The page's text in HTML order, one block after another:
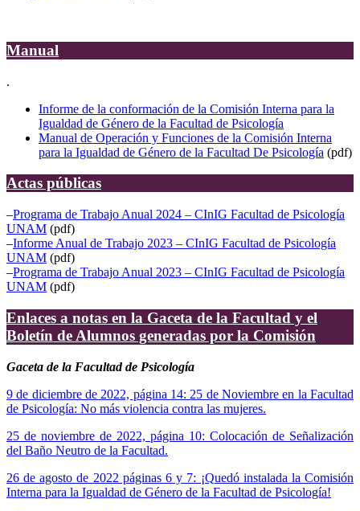
Manual
.
Informe de la conformación de la Comisión Interna para la
Igualdad de Género de la Facultad de Psicología
Manual de Operación y Funciones de la Comisión Interna
para la Igualdad de Género de la Facultad De Psicología (pdf)
Actas públicas
–Programa de Trabajo Anual 2024 – CInIG Facultad de Psicología
UNAM (pdf)
–Informe Anual de Trabajo 2023 – CInIG Facultad de Psicología
UNAM (pdf)
–Programa de Trabajo Anual 2023 – CInIG Facultad de Psicología
UNAM (pdf)
Enlaces a notas en la Gaceta de la Facultad y el
Boletín de Alumnos generadas por la Comisión
Gaceta de la Facultad de Psicología
9 de diciembre de 2022, página 14: 25 de Noviembre en la Facultad
de Psicología: No más violencia contra las mujeres.
25 de noviembre de 2022, página 10: Colocación de Señalización
del Baño Neutro de la Facultad.
26 de agosto de 2022 páginas 6 y 7: ¡Quedó instalada la Comisión
Interna para la Igualdad de Género de la Facultad de Psicología!